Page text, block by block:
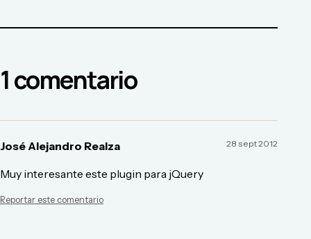
1comentario
José Alejandro Realza 28 sept 2012
Muy interesante este plugin para jQuery
Reportar este comentario